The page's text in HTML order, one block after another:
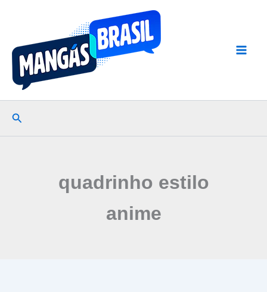
conteúdo
Pesquisar
quadrinho estilo
anime